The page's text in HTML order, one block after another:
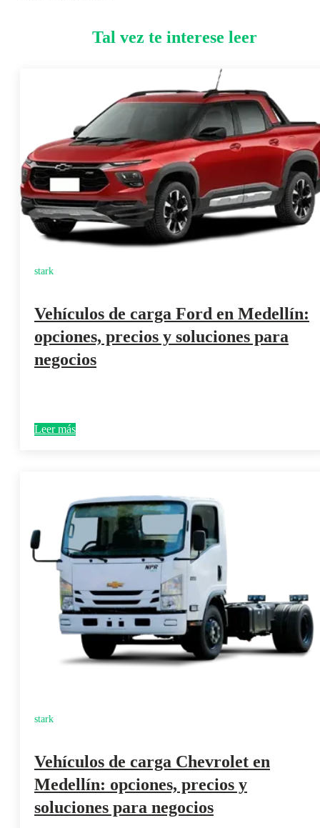
Tal vez te interese leer
stark
Vehículos de carga Ford en Medellín:
opciones, precios y soluciones para
negocios
Leer más
stark
Vehículos de carga Chevrolet en
Medellín: opciones, precios y
soluciones para negocios